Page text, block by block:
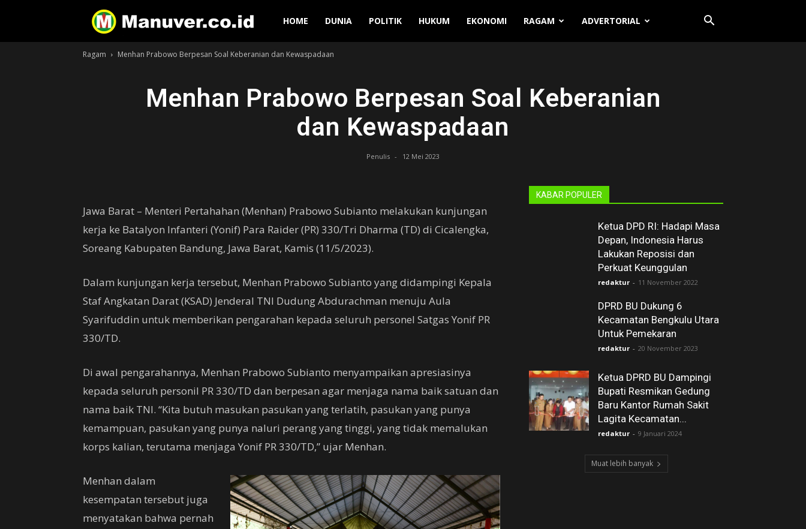
Manuver
HOME DUNIA POLITIK HUKUM EKONOMI RAGAM ADVERTORIAL
Ragam Menhan Prabowo Berpesan Soal Keberanian dan Kewaspadaan
Menhan Prabowo Berpesan Soal Keberanian
dan Kewaspadaan
Penulis - 12 Mei 2023
Jawa Barat – Menteri Pertahahan (Menhan) Prabowo Subianto melakukan kunjungan
kerja ke Batalyon Infanteri (Yonif) Para Raider (PR) 330/Tri Dharma (TD) di Cicalengka,
Soreang Kabupaten Bandung, Jawa Barat, Kamis (11/5/2023).
Dalam kunjungan kerja tersebut, Menhan Prabowo Subianto yang didampingi Kepala
Staf Angkatan Darat (KSAD) Jenderal TNI Dudung Abdurachman menuju Aula
Syarifuddin untuk memberikan pengarahan kepada seluruh personel Satgas Yonif PR
330/TD.
Di awal pengarahannya, Menhan Prabowo Subianto menyampaikan apresiasinya
kepada seluruh personil PR 330/TD dan berpesan agar menjaga nama baik satuan dan
nama baik TNI. “Kita butuh masukan pasukan yang terlatih, pasukan yang punya
kemampuan, pasukan yang punya naluri perang yang tinggi, yang tidak memalukan
korps kalian, terutama menjaga Yonif PR 330/TD,” ujar Menhan.
Menhan dalam
kesempatan tersebut juga
menyatakan bahwa pernah
KABAR POPULER
Ketua DPD RI: Hadapi Masa
Depan, Indonesia Harus
Lakukan Reposisi dan
Perkuat Keunggulan
redaktur - 11 November 2022
DPRD BU Dukung 6
Kecamatan Bengkulu Utara
Untuk Pemekaran
redaktur - 20 November 2023
Ketua DPRD BU Dampingi
Bupati Resmikan Gedung
Baru Kantor Rumah Sakit
Lagita Kecamatan...
redaktur - 9 Januari 2024
Muat lebih banyak